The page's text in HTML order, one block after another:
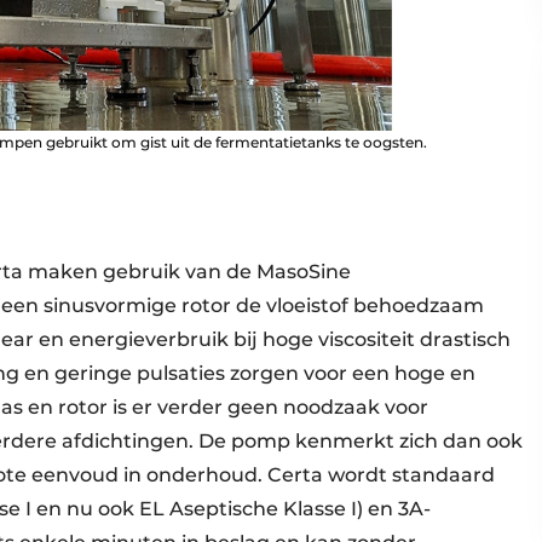
gebruikt om gist uit de fermentatietanks te oogsten.
maken gebruik van de MasoSine
sinusvormige rotor de vloeistof behoedzaam
en energieverbruik bij hoge viscositeit drastisch
en geringe pulsaties zorgen voor een hoge en
en rotor is er verder geen noodzaak voor
afdichtingen. De pomp kenmerkt zich dan ook
eenvoud in onderhoud. Certa wordt standaard
I en nu ook EL Aseptische Klasse I) en 3A-